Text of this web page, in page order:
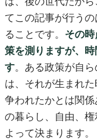
てこの記事が行う
ることです。 その
策を測りますが、
す。ある政策が自
は、それが生まれ
争われたかとは関
の暮らし、自由、
よって決まります。